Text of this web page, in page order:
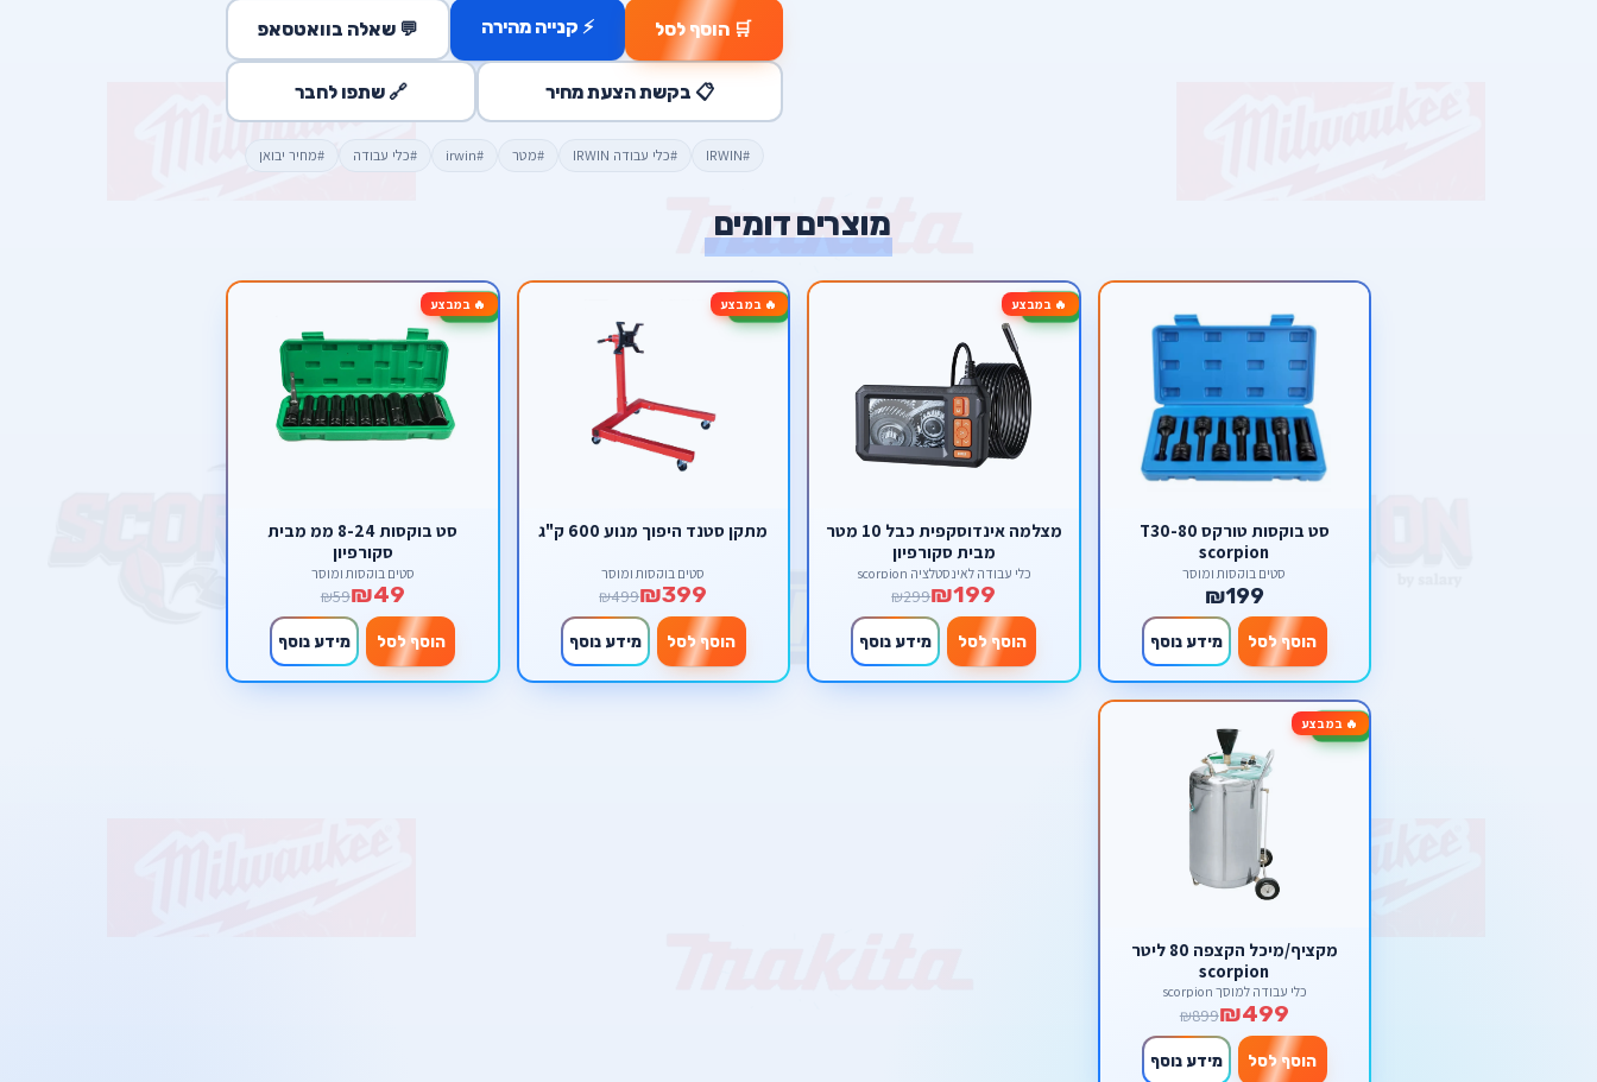
🛒 הוסף לסל ⚡ קנייה מהירה 💬 שאלה בוואטסאפ
📋 בקשת הצעת מחיר 🔗 שתפו לחבר
#IRWIN #כלי עבודה IRWIN #מטר #irwin #כלי עבודה #מחיר יבואן
מוצרים דומים
סט בוקסות טורקס T30-80
scorpion
סטים בוקסות ומוסך
₪199
הוסף לסל מידע נוסף
🔥 במבצע-33%
מצלמה אינדוסקפית כבל 10 מטר
מבית סקורפיון
כלי עבודה לאינסטלציה scorpion
₪199
₪299
הוסף לסל מידע נוסף
🔥 במבצע-20%
מתקן סטנד היפוך מנוע 600 ק"ג
סטים בוקסות ומוסך
₪399
₪499
הוסף לסל מידע נוסף
🔥 במבצע-17%
סט בוקסות 8-24 ממ מבית
סקורפיון
סטים בוקסות ומוסך
₪49
₪59
הוסף לסל מידע נוסף
🔥 במבצע-44%
מקציף/מיכל הקצפה 80 ליטר
scorpion
כלי עבודה למוסך scorpion
₪499
₪899
הוסף לסל מידע נוסף